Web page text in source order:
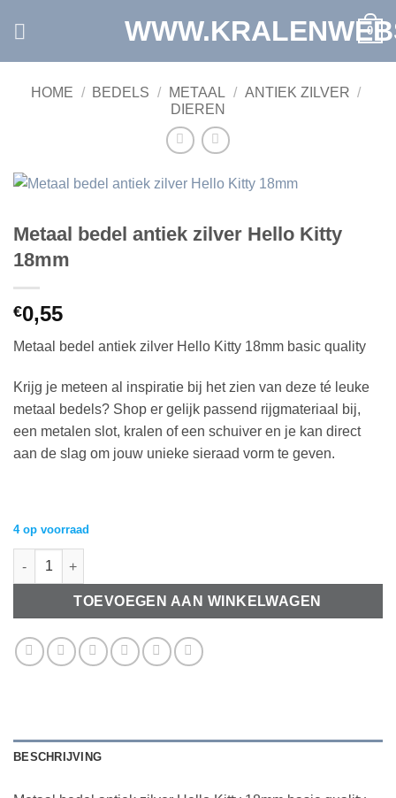
0
HOME / BEDELS / METAAL / ANTIEK ZILVER /
DIEREN
Metaal bedel antiek zilver Hello Kitty
18mm
€0,55
Metaal bedel antiek zilver Hello Kitty 18mm basic quality
Krijg je meteen al inspiratie bij het zien van deze té leuke
metaal bedels? Shop er gelijk passend rijgmateriaal bij,
een metalen slot, kralen of een schuiver en je kan direct
aan de slag om jouw unieke sieraad vorm te geven.
4 op voorraad
Metaal bedel antiek zilver Hello Kitty 18mm aantal
TOEVOEGEN AAN WINKELWAGEN
BESCHRIJVING